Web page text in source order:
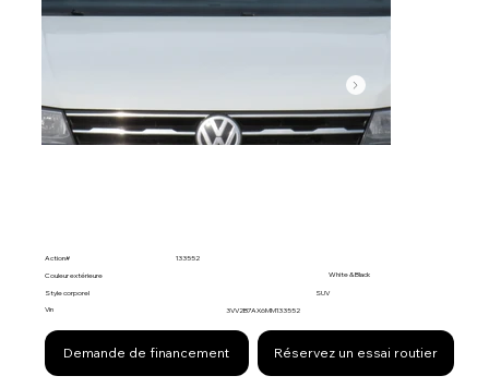
Action#
133552
Couleur extérieure
White & Black
Style corporel
SUV
Vin
3VV2B7AX6MM133552
Demande de financement Réservez un essai routier